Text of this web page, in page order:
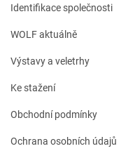
Identifikace společnosti
WOLF aktuálně
Výstavy a veletrhy
Ke stažení
Obchodní podmínky
Ochrana osobních údajů